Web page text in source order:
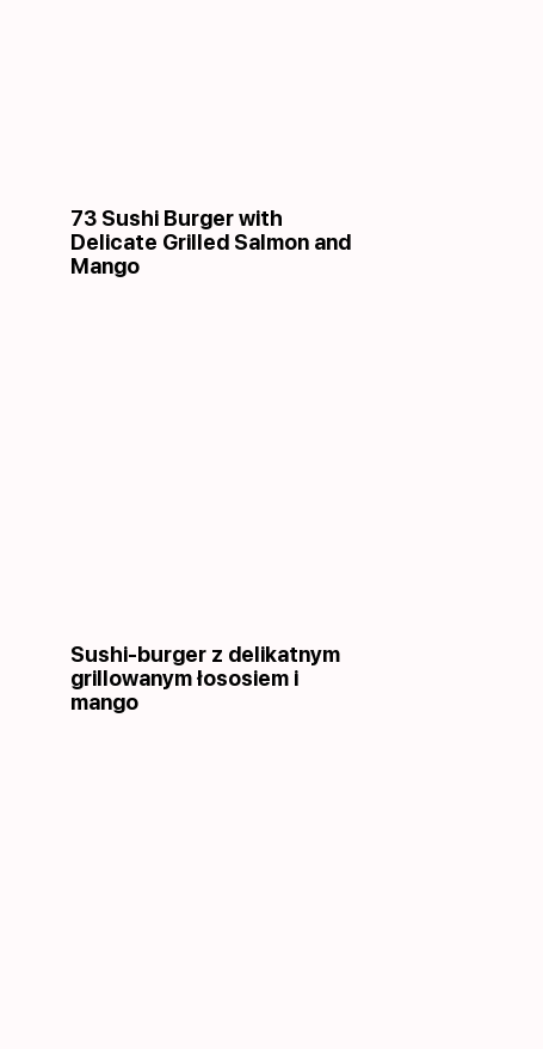
73 Sushi Burger with
Delicate Grilled Salmon and
Mango
Sushi-burger z delikatnym
grillowanym łososiem i
mango